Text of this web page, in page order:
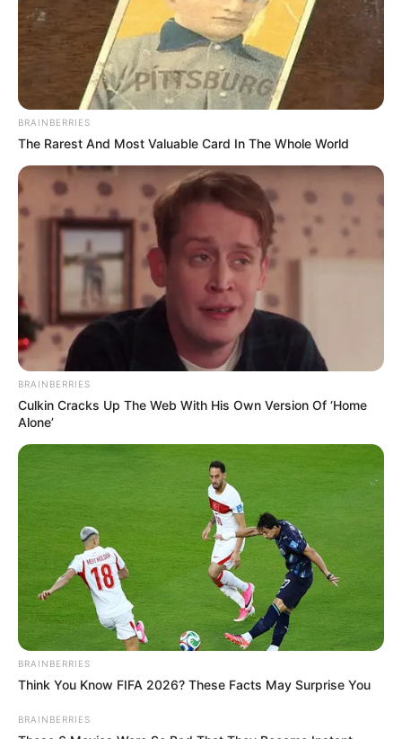
TAGS
ΠΟΥ ΕΓΙΝΕ ΤΡΟΧΑΙΟ ΣΤΗΝ ΕΥΒΟΙΑ
ΤΑΥΤΟΤΗΤΑ ΚΑΙ ΕΠΙΚΟΙΝΩΝΙΑ ΟΡΟΙ ΧΡΗΣΗΣ
BRAINBERRIES
The Rarest And Most Valuable Card In The Whole World
BRAINBERRIES
Culkin Cracks Up The Web With His Own Version Of ‘Home
Alone’
BRAINBERRIES
Think You Know FIFA 2026? These Facts May Surprise You
BRAINBERRIES